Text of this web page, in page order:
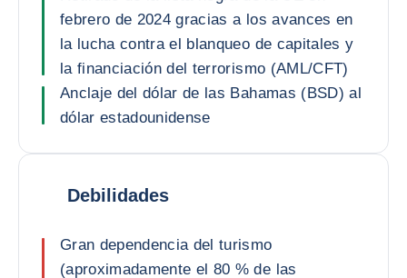
febrero de 2024 gracias a los avances en
la lucha contra el blanqueo de capitales y
la financiación del terrorismo (AML/CFT)
Anclaje del dólar de las Bahamas (BSD) al
dólar estadounidense
Debilidades
Gran dependencia del turismo
(aproximadamente el 80 % de las